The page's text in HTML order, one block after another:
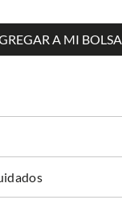
A MI BOLSA